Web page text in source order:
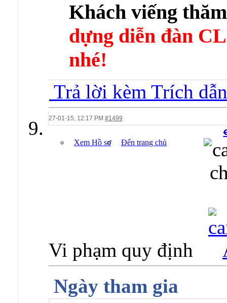
Khách viếng
dựng diễn đàn
nhé!
Trả lời kèm Trích dẫn
27-01-15, 12:17 PM #1499
Xem Hồ sơ Đến trang chủ
Vi phạm quy định
Ngày tham gia